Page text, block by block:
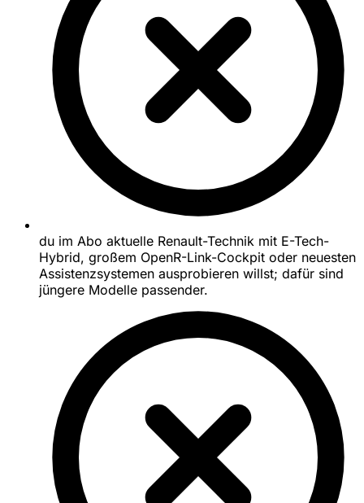
du im Abo aktuelle Renault-Technik mit E-Tech-
Hybrid, großem OpenR-Link-Cockpit oder neuesten
Assistenzsystemen ausprobieren willst; dafür sind
jüngere Modelle passender.